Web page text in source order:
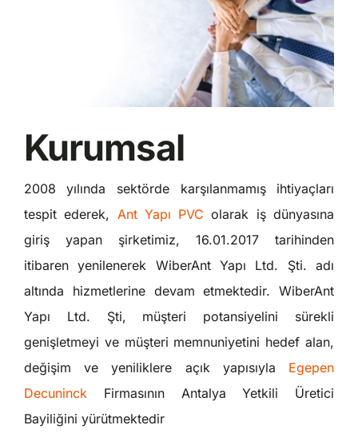
Kurumsal
2008 yılında sektörde karşılanmamış ihtiyaçları
tespit ederek, Ant Yapı PVC olarak iş dünyasına
giriş yapan şirketimiz, 16.01.2017 tarihinden
itibaren yenilenerek WiberAnt Yapı Ltd. Şti. adı
altında hizmetlerine devam etmektedir. WiberAnt
Yapı Ltd. Şti, müşteri potansiyelini sürekli
genişletmeyi ve müşteri memnuniyetini hedef alan,
değişim ve yeniliklere açık yapısıyla Egepen
Decuninck Firmasının Antalya Yetkili Üretici
Bayiliğini yürütmektedir